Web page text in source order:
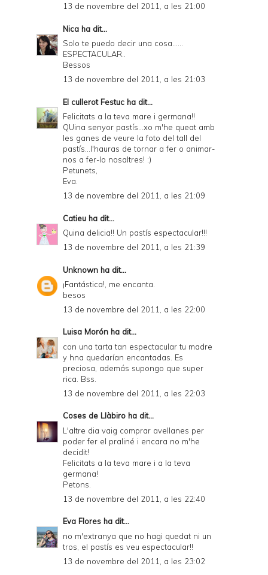
13 de novembre del 2011, a les 21:00
Nica ha dit...
Solo te puedo decir una cosa......
ESPECTACULAR..
Bessos
13 de novembre del 2011, a les 21:03
El cullerot Festuc ha dit...
Felicitats a la teva mare i germana!!
QUina senyor pastís...xo m'he queat amb
les ganes de veure la foto del tall del
pastís...l'hauras de tornar a fer o animar-
nos a fer-lo nosaltres! :)
Petunets,
Eva.
13 de novembre del 2011, a les 21:09
Catieu ha dit...
Quina delicia!! Un pastís espectacular!!!
13 de novembre del 2011, a les 21:39
Unknown ha dit...
¡Fantástica!, me encanta.
besos
13 de novembre del 2011, a les 22:00
Luisa Morón ha dit...
con una tarta tan espectacular tu madre
y hna quedarían encantadas. Es
preciosa, además supongo que super
rica. Bss.
13 de novembre del 2011, a les 22:03
Coses de Llàbiro ha dit...
L'altre dia vaig comprar avellanes per
poder fer el praliné i encara no m'he
decidit!
Felicitats a la teva mare i a la teva
germana!
Petons.
13 de novembre del 2011, a les 22:40
Eva Flores ha dit...
no m'extranya que no hagi quedat ni un
tros, el pastís es veu espectacular!!
13 de novembre del 2011, a les 23:02